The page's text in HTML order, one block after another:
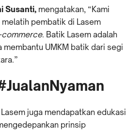
Susanti, mengatakan, “Kami
pembatik di Lasem
commerce. Batik Lasem adalah
UMKM batik dari segi
juga mendapatkan edukasi
prinsip